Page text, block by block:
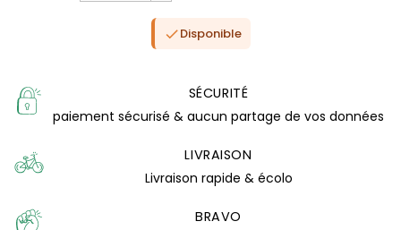
Disponible
SÉCURITÉ
paiement sécurisé & aucun partage de vos données
LIVRAISON
Livraison rapide & écolo
BRAVO